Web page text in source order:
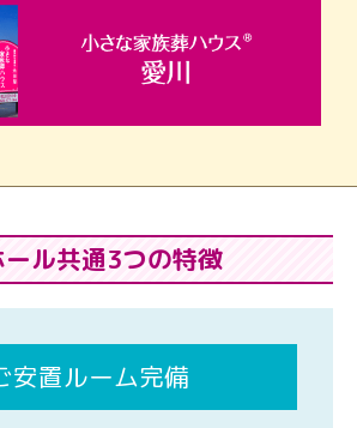
ール共通3つの特徴
安置ルーム完備